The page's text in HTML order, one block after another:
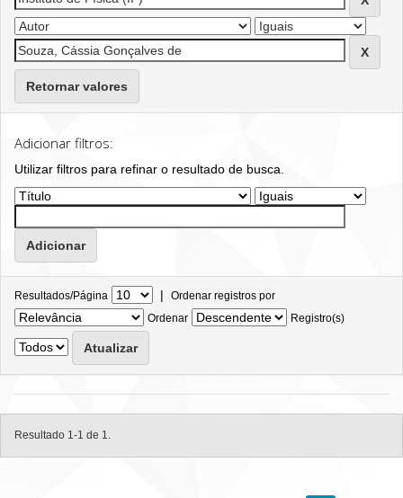
Retornar valores
Adicionar filtros:
Utilizar filtros para refinar o resultado de busca.
Resultados/Página | Ordenar registros por
Ordenar
Registro(s)
Resultado 1-1 de 1.